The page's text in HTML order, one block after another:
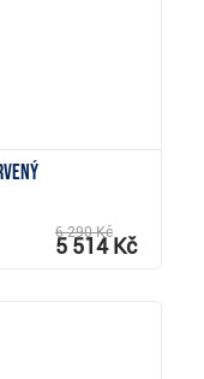
6 290 Kč
5 514 Kč